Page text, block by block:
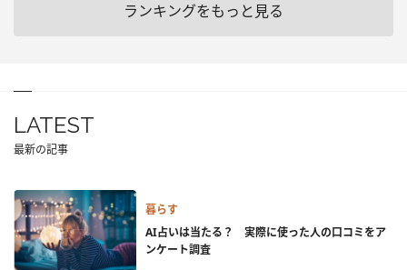
ランキングをもっと見る
LATEST
最新の記事
暮らす
AI占いは当たる？ 実際に使った人の口コミをア
ンケート調査